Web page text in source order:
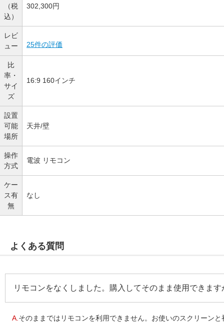
（税
込）
302,300円
レビ
ュー
25件の評価
比
率・
サイ
ズ
16:9 160インチ
設置
可能
場所
天井/壁
操作
方式
電波 リモコン
ケー
ス有
無
なし
よくある質問
リモコンをなくしました。購入してそのまま使用できます
A.そのままではリモコンを利用できません。お使いのスクリーン